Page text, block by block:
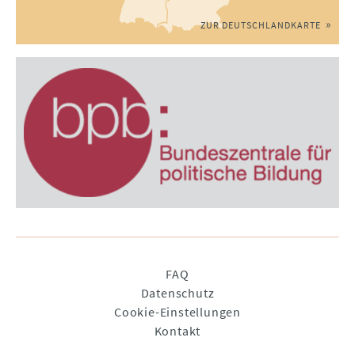
ZUR DEUTSCHLANDKARTE
FAQ
Datenschutz
Cookie-Einstellungen
Kontakt